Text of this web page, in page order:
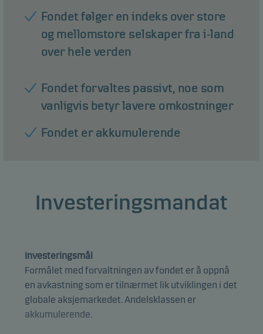
Fondet følger en indeks over store
og mellomstore selskaper fra i-land
over hele verden
Fondet forvaltes passivt, noe som
vanligvis betyr lavere omkostninger
Fondet er akkumulerende
Investeringsmandat
Investeringsmål
Formålet med forvaltningen av fondet er å oppnå
en avkastning som er tilnærmet lik utviklingen i det
globale aksjemarkedet. Andelsklassen er
akkumulerende.